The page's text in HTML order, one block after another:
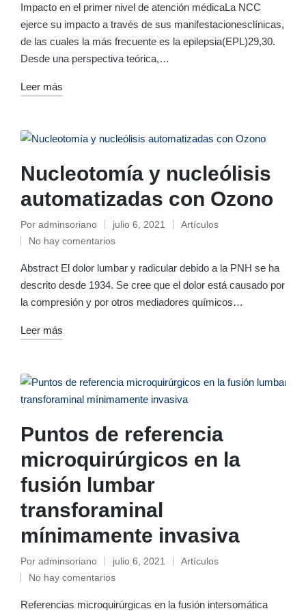
Impacto en el primer nivel de atención médicaLa NCC
ejerce su impacto a través de sus manifestacionesclínicas,
de las cuales la más frecuente es la epilepsia(EPL)29,30.
Desde una perspectiva teórica,…
Leer más
Nucleotomía y nucleólisis
automatizadas con Ozono
Publicado
por
Por adminsoriano julio 6, 2021
Publicado
Artículos
No hay comentarios
Abstract El dolor lumbar y radicular debido a la PNH se ha
descrito desde 1934. Se cree que el dolor está causado por
la compresión y por otros mediadores químicos…
Leer más
Puntos de referencia
microquirúrgicos en la
fusión lumbar
transforaminal
mínimamente invasiva
Publicado
por
Por adminsoriano julio 6, 2021
Publicado
Artículos
No hay comentarios
Referencias microquirúrgicas en la fusión intersomática